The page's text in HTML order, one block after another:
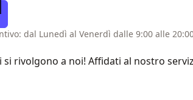
dal Lunedì al Venerdì dalle 9:00 alle
rivolgono a noi! Affidati al nostro